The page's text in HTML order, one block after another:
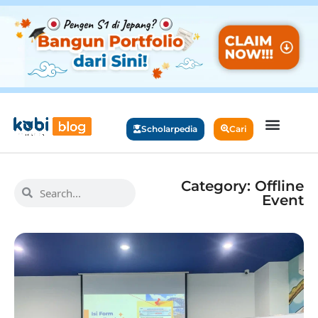
Scholarpedia Cari
Category: Offline
Event